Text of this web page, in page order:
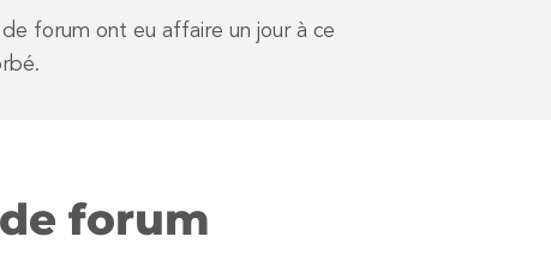
forum ont eu affaire un jour à ce
forum